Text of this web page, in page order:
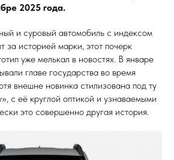
2025 года.
и суровый автомобиль с индексом
за историей марки, этот почерк
уже мелькал в новостях. В январе
главе государства во время
внешне новинка стилизована под ту
с её круглой оптикой и узнаваемыми
это совершенно другая история.